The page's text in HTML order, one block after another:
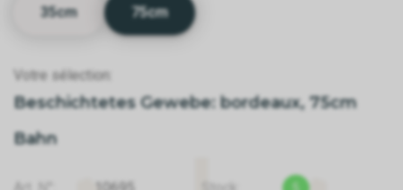
35cm 75cm
Votre sélection:
Beschichtetes Gewebe: bordeaux, 75cm
Bahn